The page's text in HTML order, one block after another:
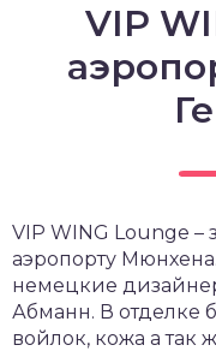
VIP
VIP WING Lounge
аэропорту
немецкие
Абманн. В отделке
войлок, кожа а так